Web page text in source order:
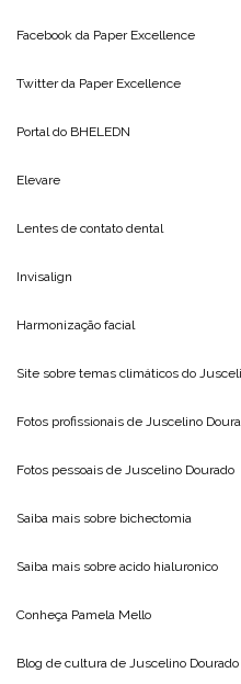
Facebook da Paper Excellence
Twitter da Paper Excellence
Portal do BHELEDN
Elevare
Lentes de contato dental
Invisalign
Harmonização facial
Site sobre temas climáticos do
Fotos profissionais de Juscelino
Fotos pessoais de Juscelino Dourado
Saiba mais sobre bichectomia
Saiba mais sobre acido hialuronico
Conheça Pamela Mello
Blog de cultura de Juscelino Dourado